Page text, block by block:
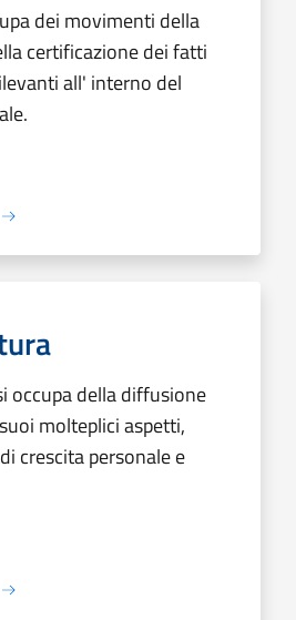
dei movimenti della
certificazione dei fatti
all' interno del
occupa della diffusione
molteplici aspetti,
crescita personale e